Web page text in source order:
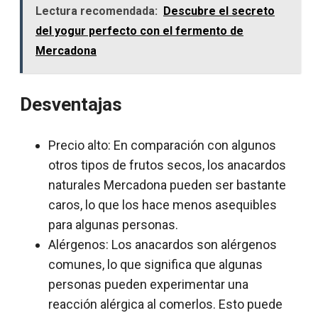
Lectura recomendada: Descubre el secreto
del yogur perfecto con el fermento de
Mercadona
Desventajas
Precio alto: En comparación con algunos
otros tipos de frutos secos, los anacardos
naturales Mercadona pueden ser bastante
caros, lo que los hace menos asequibles
para algunas personas.
Alérgenos: Los anacardos son alérgenos
comunes, lo que significa que algunas
personas pueden experimentar una
reacción alérgica al comerlos. Esto puede